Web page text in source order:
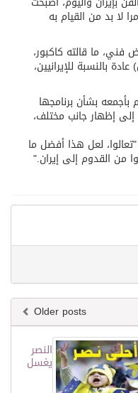
لا بد من القيام به
فني، ما قالته كاكبور،
بالنسبة للإيرانيين،
بأجمعه بشأن برنامجها
إظهار جانب مختلف،
لعل هذا أفضل ما
من القدوم إلى إيران."
Older posts
النصر
يغسل